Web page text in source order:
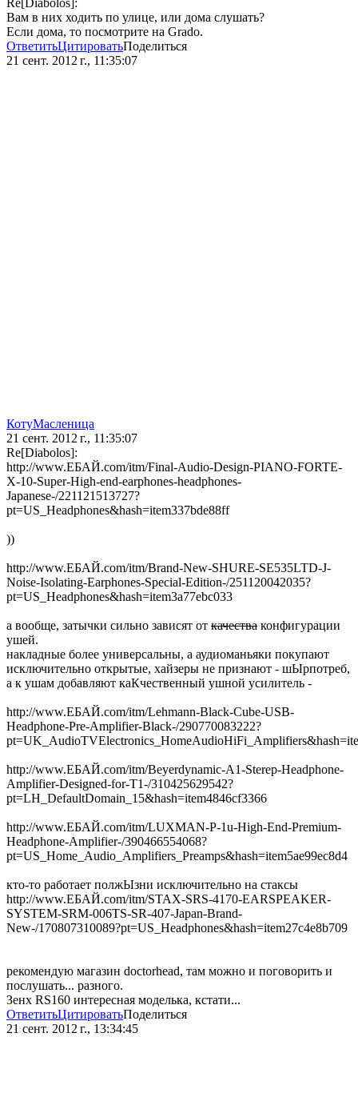
Re[Diabolos]:
Вам в них ходить по улице, или дома слушать?
Если дома, то посмотрите на Grado.
ОтветитьЦитироватьПоделиться
21 сент. 2012 г., 11:35:07
КотуМасленица
21 сент. 2012 г., 11:35:07
Re[Diabolos]:
http://www.ЕБАЙ.com/itm/Final-Audio-Design-PIANO-FORTE-
X-10-Super-High-end-earphones-headphones-
Japanese-/221121513727?
pt=US_Headphones&hash=item337bde88ff
))
http://www.ЕБАЙ.com/itm/Brand-New-SHURE-SE535LTD-J-
Noise-Isolating-Earphones-Special-Edition-/251120042035?
pt=US_Headphones&hash=item3a77ebc033
а вообще, затычки сильно зависят от качества конфигурации
ушей.
накладные более универсальны, а аудиоманьяки покупают
исключительно открытые, хайзеры не признают - шЫрпотреб,
а к ушам добавляют каКчественный ушной усилитель -
http://www.ЕБАЙ.com/itm/Lehmann-Black-Cube-USB-
Headphone-Pre-Amplifier-Black-/290770083222?
http://www.ЕБАЙ.com/itm/Beyerdynamic-A1-Sterep-Headphone-
Amplifier-Designed-for-T1-/310425629542?
pt=LH_DefaultDomain_15&hash=item4846cf3366
http://www.ЕБАЙ.com/itm/LUXMAN-P-1u-High-End-Premium-
Headphone-Amplifier-/390466554068?
pt=US_Home_Audio_Amplifiers_Preamps&hash=item5ae99ec8d4
кто-то работает полжЫзни исключительно на стаксы
http://www.ЕБАЙ.com/itm/STAX-SRS-4170-EARSPEAKER-
SYSTEM-SRM-006TS-SR-407-Japan-Brand-
New-/170807310089?pt=US_Headphones&hash=item27c4e8b709
рекомендую магазин doctorhead, там можно и поговорить и
послушать... разного.
Зенх RS160 интересная моделька, кстати...
ОтветитьЦитироватьПоделиться
21 сент. 2012 г., 13:34:45